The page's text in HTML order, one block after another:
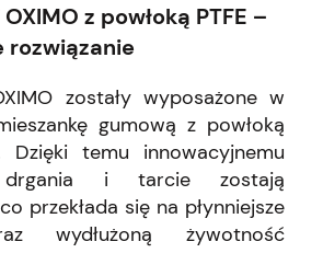
z powłoką PTFE –
rozwiązanie
zostały wyposażone w
gumową z powłoką
Dzięki temu innowacyjnemu
drgania i tarcie zostają
przekłada się na płynniejsze
wydłużoną żywotność